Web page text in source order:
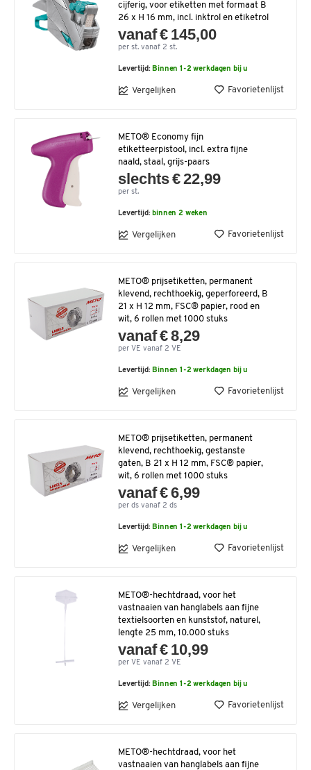
cijferig, voor etiketten met formaat B
26 x H 16 mm, incl. inktrol en etiketrol
vanaf € 145,00
per st. vanaf 2 st.
Levertijd: Binnen 1-2 werkdagen bij u
Vergelijken Favorietenlijst
METO® Economy fijn
etiketteerpistool, incl. extra fijne
naald, staal, grijs-paars
slechts € 22,99
per st.
Levertijd: binnen 2 weken
Vergelijken Favorietenlijst
METO® prijsetiketten, permanent
klevend, rechthoekig, geperforeerd, B
21 x H 12 mm, FSC® papier, rood en
wit, 6 rollen met 1000 stuks
vanaf € 8,29
per VE vanaf 2 VE
Levertijd: Binnen 1-2 werkdagen bij u
Vergelijken Favorietenlijst
METO® prijsetiketten, permanent
klevend, rechthoekig, gestanste
gaten, B 21 x H 12 mm, FSC® papier,
wit, 6 rollen met 1000 stuks
vanaf € 6,99
per ds vanaf 2 ds
Levertijd: Binnen 1-2 werkdagen bij u
Vergelijken Favorietenlijst
METO®-hechtdraad, voor het
vastnaaien van hanglabels aan fijne
textielsoorten en kunststof, naturel,
lengte 25 mm, 10.000 stuks
vanaf € 10,99
per VE vanaf 2 VE
Levertijd: Binnen 1-2 werkdagen bij u
Vergelijken Favorietenlijst
METO®-hechtdraad, voor het
vastnaaien van hanglabels aan fijne